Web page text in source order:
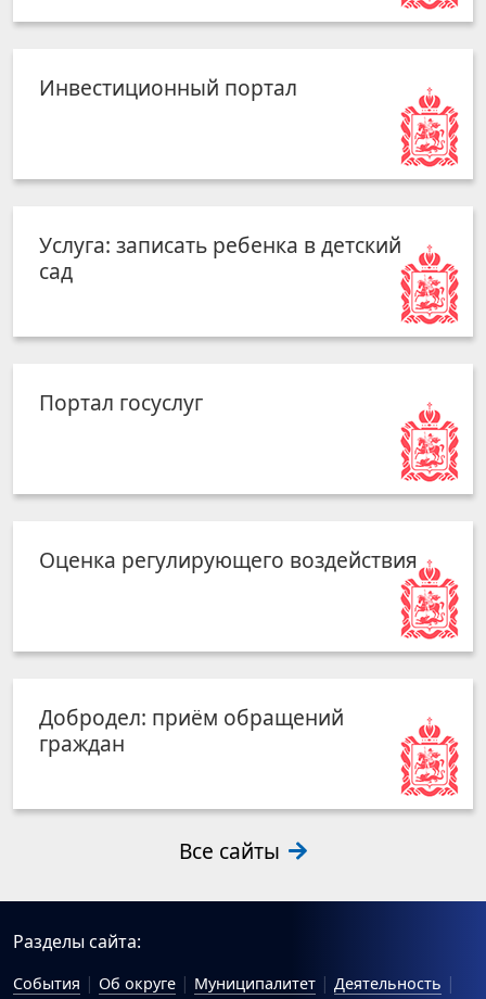
Инвестиционный портал
Услуга: записать ребенка в детский
сад
Портал госуслуг
Оценка регулирующего воздействия
Добродел: приём обращений
граждан
Все сайты
Разделы сайта:
События Об округе Муниципалитет Деятельность